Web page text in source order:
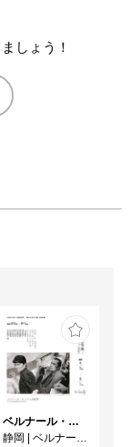
都
神戸
の-」 CAP
しょう！
ベルナール・ビュフェと写真 ーカメラがとらえたビュフェとその時代、そして21 世紀へ
静岡 | ベルナール・ビュフェ美術館